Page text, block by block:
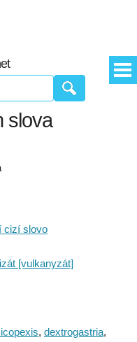
slova
cizí slovo
[vulkanyzát]
, dextrogastria,